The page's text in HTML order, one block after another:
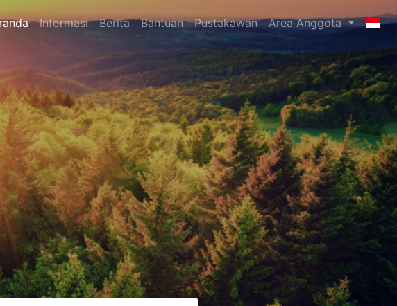
Informasi Berita Bantuan Pustakawan Area Anggota